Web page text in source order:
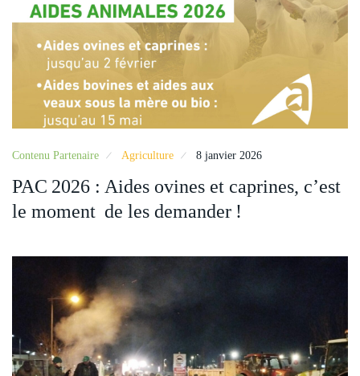
Contenu Partenaire Agriculture 8 janvier 2026
PAC 2026 : Aides ovines et caprines, c’est
le moment de les demander !